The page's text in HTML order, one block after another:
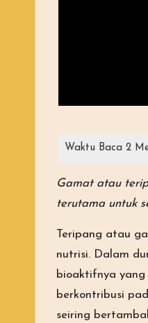
Gamat atau
terutama untuk
Teripang atau
nutrisi. Dalam
bioaktifnya
berkontribusi
seiring